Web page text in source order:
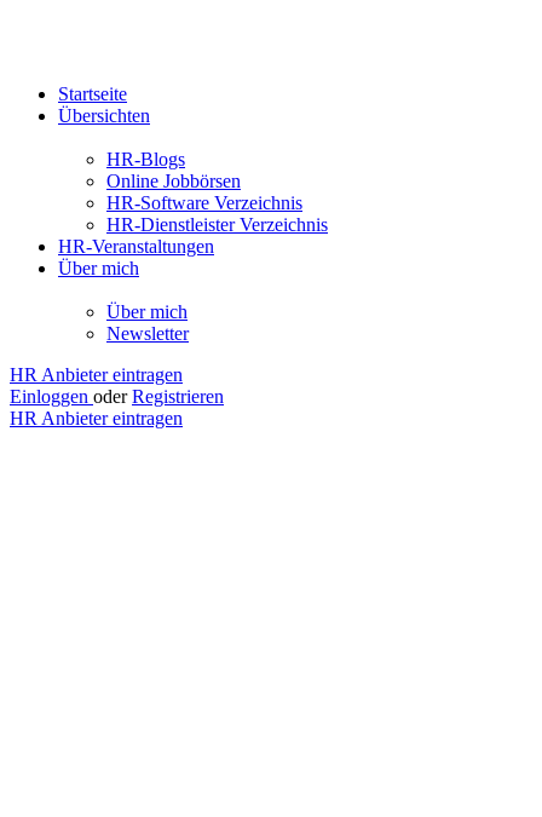
Startseite
Übersichten
HR-Blogs
Online Jobbörsen
HR-Software Verzeichnis
HR-Dienstleister Verzeichnis
HR-Veranstaltungen
Über mich
Über mich
Newsletter
HR Anbieter eintragen
Einloggen oder Registrieren
HR Anbieter eintragen